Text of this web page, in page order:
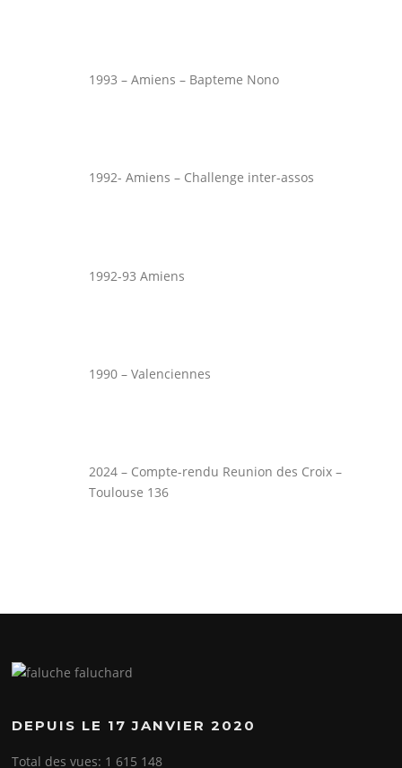
1993 – Amiens – Bapteme Nono
1992- Amiens – Challenge inter-assos
1992-93 Amiens
1990 – Valenciennes
2024 – Compte-rendu Reunion des Croix –
Toulouse 136
DEPUIS LE 17 JANVIER 2020
Total des vues: 1 615 148